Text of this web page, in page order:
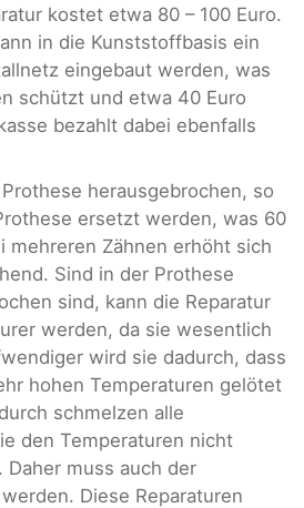
kostet etwa 80 – 100 Euro.
in die Kunststoffbasis ein
eingebaut werden, was
schützt und etwa 40 Euro
bezahlt dabei ebenfalls
herausgebrochen, so
ersetzt werden, was 60
mehreren Zähnen erhöht sich
Sind in der Prothese
sind, kann die Reparatur
werden, da sie wesentlich
wird sie dadurch, dass
hohen Temperaturen gelötet
schmelzen alle
den Temperaturen nicht
muss auch der
Diese Reparaturen